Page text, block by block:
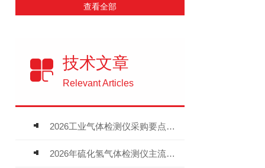
查看全部
技术文章
Relevant Articles
2026工业气体检测仪采购要点：如何分辨固定式、复合、泵吸式检测仪优劣
2026年硫化氢气体检测仪主流品牌盘点及选型硬性要求